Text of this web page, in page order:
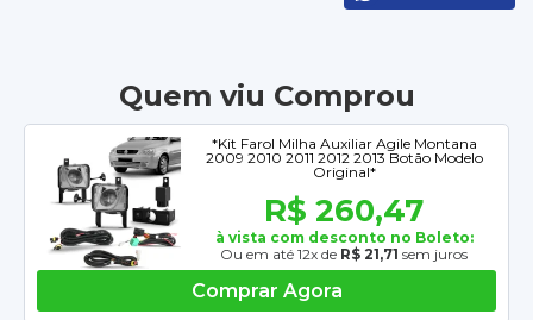
Quem viu Comprou
*Kit Farol Milha Auxiliar Agile Montana
2009 2010 2011 2012 2013 Botão Modelo
Original*
R$ 260,47
à vista com desconto no Boleto:
Ou em até 12x de R$ 21,71 sem juros
Comprar Agora